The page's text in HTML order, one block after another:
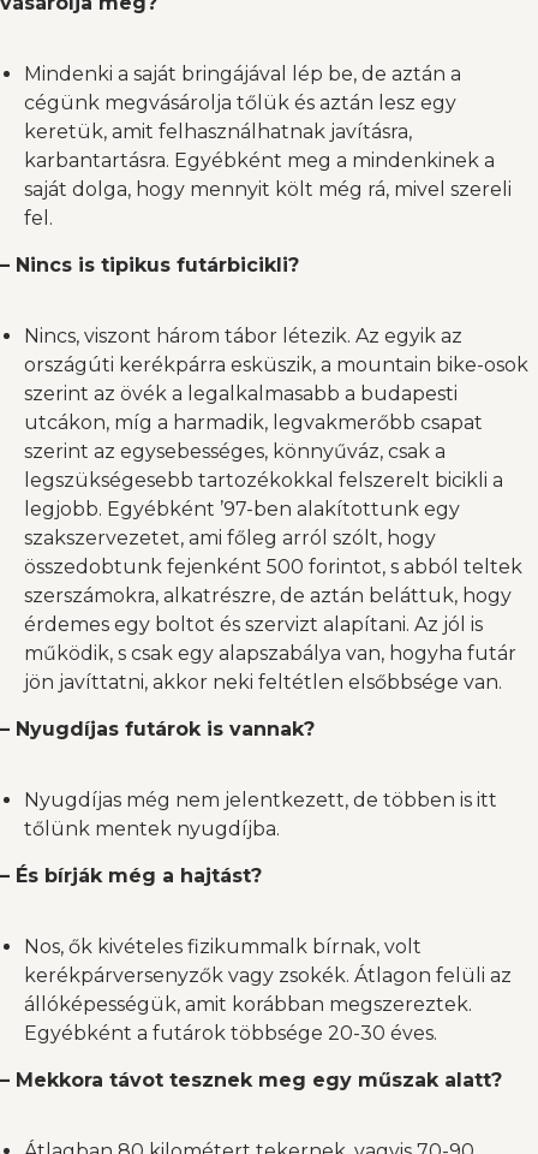
Mindenki a saját bringájával lép be, de aztán a
cégünk megvásárolja tőlük és aztán lesz egy
keretük, amit felhasználhatnak javításra,
karbantartásra. Egyébként meg a mindenkinek a
saját dolga, hogy mennyit költ még rá, mivel szereli
fel.
– Nincs is tipikus futárbicikli?
Nincs, viszont három tábor létezik. Az egyik az
országúti kerékpárra esküszik, a mountain bike-osok
szerint az övék a legalkalmasabb a budapesti
utcákon, míg a harmadik, legvakmerőbb csapat
szerint az egysebességes, könnyűváz, csak a
legszükségesebb tartozékokkal felszerelt bicikli a
legjobb. Egyébként ’97-ben alakítottunk egy
szakszervezetet, ami főleg arról szólt, hogy
összedobtunk fejenként 500 forintot, s abból teltek
szerszámokra, alkatrészre, de aztán beláttuk, hogy
érdemes egy boltot és szervizt alapítani. Az jól is
működik, s csak egy alapszabálya van, hogyha futár
jön javíttatni, akkor neki feltétlen elsőbbsége van.
– Nyugdíjas futárok is vannak?
Nyugdíjas még nem jelentkezett, de többen is itt
tőlünk mentek nyugdíjba.
– És bírják még a hajtást?
Nos, ők kivételes fizikummalk bírnak, volt
kerékpárversenyzők vagy zsokék. Átlagon felüli az
állóképességük, amit korábban megszereztek.
Egyébként a futárok többsége 20-30 éves.
– Mekkora távot tesznek meg egy műszak alatt?